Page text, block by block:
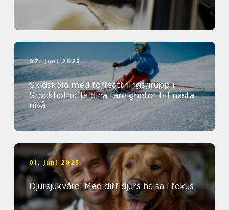
07. juni 2025
Skidskola med fortsättningsgrupp i
Stockholm: Ta dina färdigheter till nästa
nivå
01. juni 2025
Djursjukvård: Med ditt djurs hälsa i fokus